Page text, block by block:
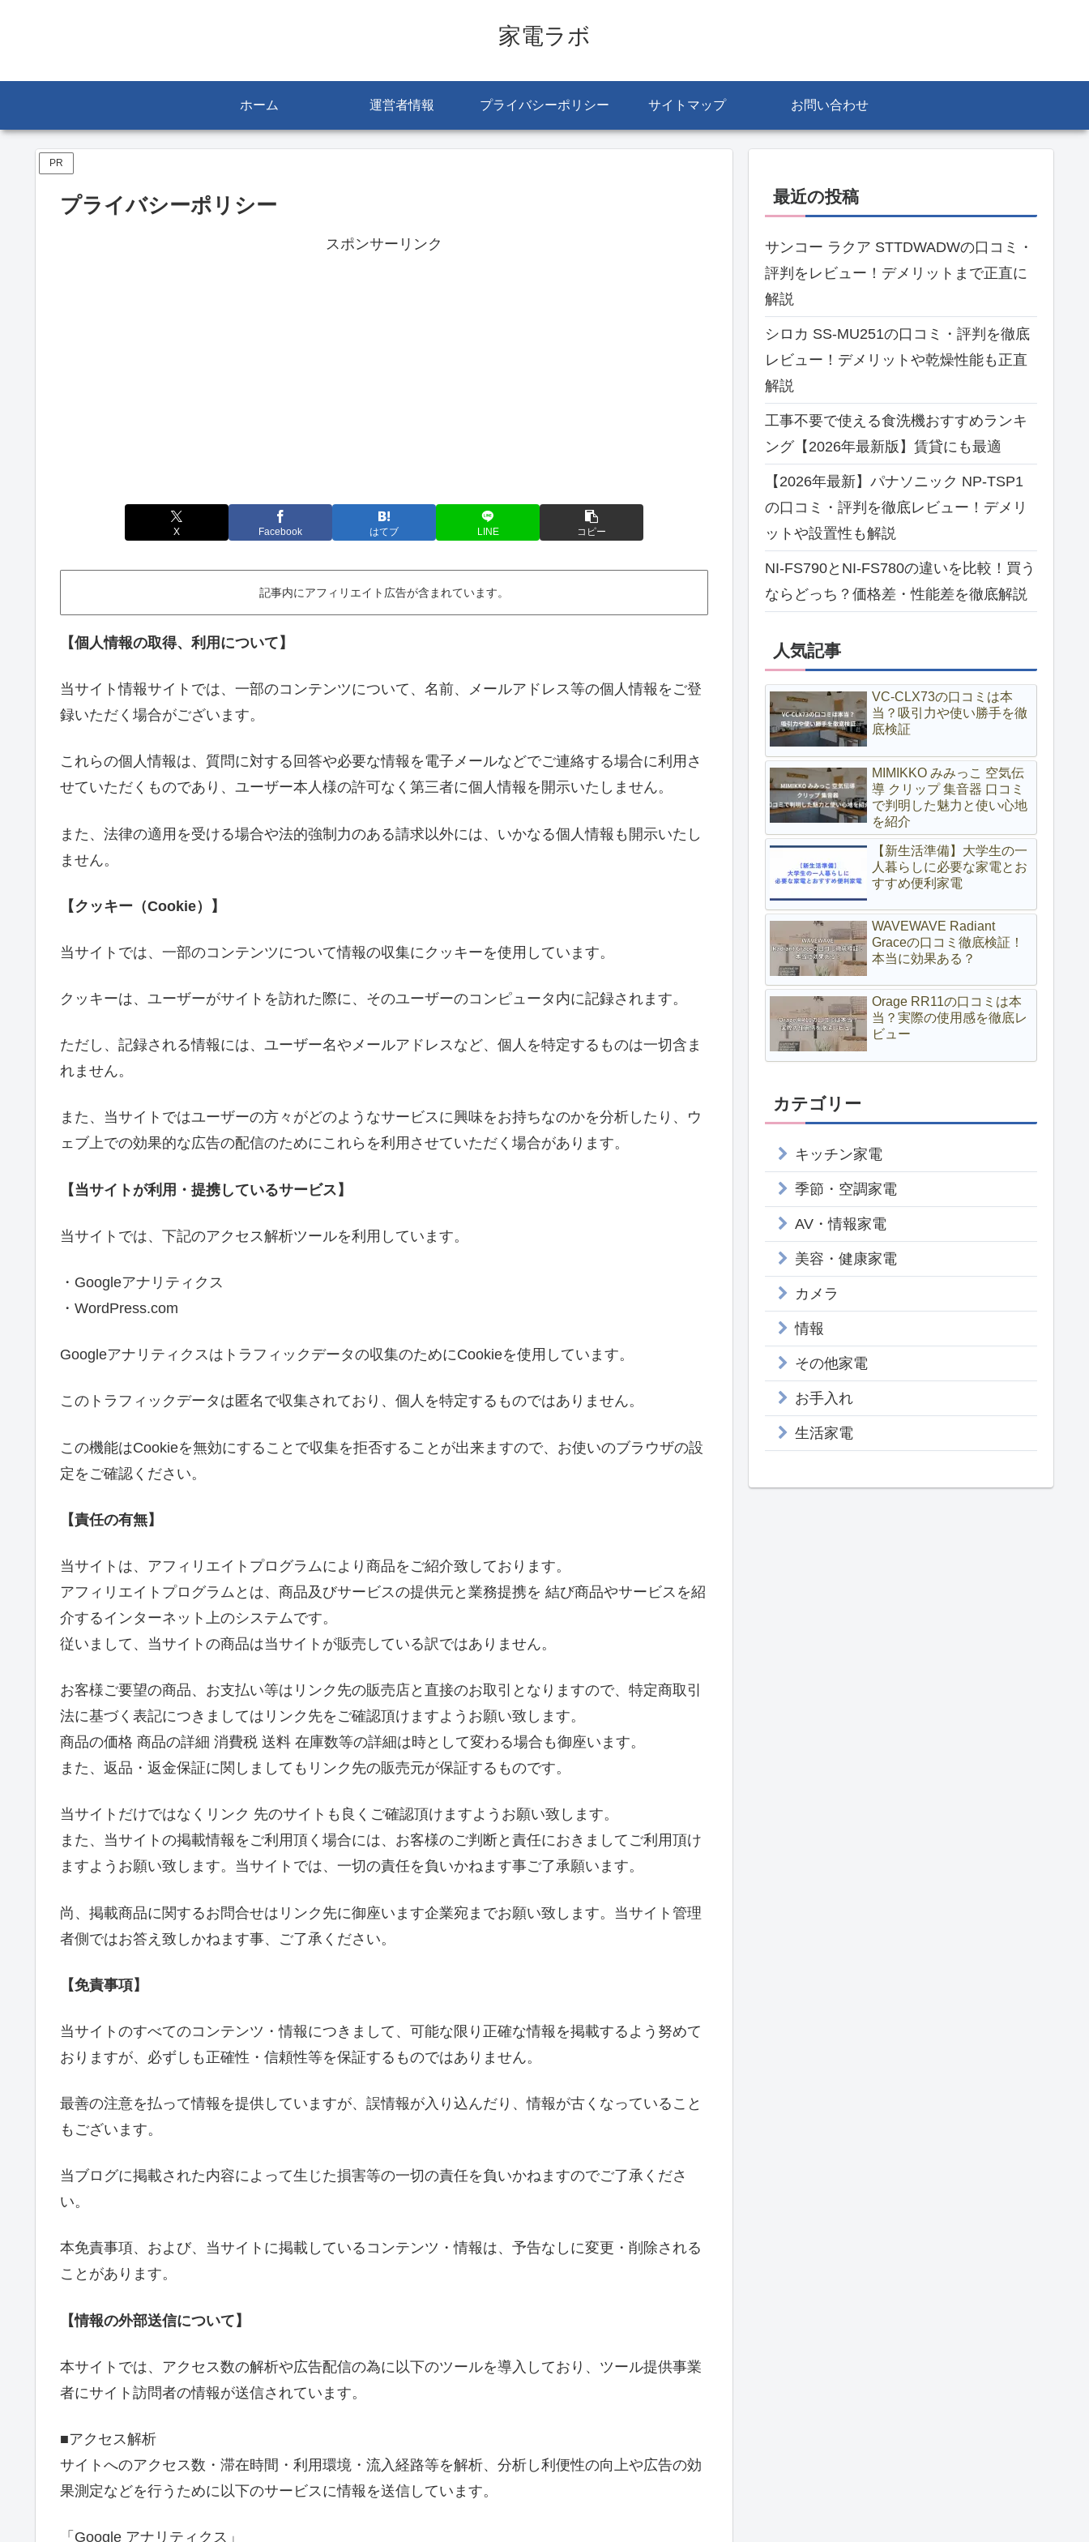
家電ラボ
ホーム 運営者情報 プライバシーポリシー サイトマップ お問い合わせ
PR
プライバシーポリシー
スポンサーリンク
X Facebook はてブ LINE コピー
記事内にアフィリエイト広告が含まれています。
【個人情報の取得、利用について】
当サイト情報サイトでは、一部のコンテンツについて、名前、メールアドレス等の個人情報をご登
録いただく場合がございます。
これらの個人情報は、質問に対する回答や必要な情報を電子メールなどでご連絡する場合に利用さ
せていただくものであり、ユーザー本人様の許可なく第三者に個人情報を開示いたしません。
また、法律の適用を受ける場合や法的強制力のある請求以外には、いかなる個人情報も開示いたし
ません。
【クッキー（Cookie）】
当サイトでは、一部のコンテンツについて情報の収集にクッキーを使用しています。
クッキーは、ユーザーがサイトを訪れた際に、そのユーザーのコンピュータ内に記録されます。
ただし、記録される情報には、ユーザー名やメールアドレスなど、個人を特定するものは一切含ま
れません。
また、当サイトではユーザーの方々がどのようなサービスに興味をお持ちなのかを分析したり、ウ
ェブ上での効果的な広告の配信のためにこれらを利用させていただく場合があります。
【当サイトが利用・提携しているサービス】
当サイトでは、下記のアクセス解析ツールを利用しています。
・Googleアナリティクス
・WordPress.com
Googleアナリティクスはトラフィックデータの収集のためにCookieを使用しています。
このトラフィックデータは匿名で収集されており、個人を特定するものではありません。
この機能はCookieを無効にすることで収集を拒否することが出来ますので、お使いのブラウザの設
定をご確認ください。
【責任の有無】
当サイトは、アフィリエイトプログラムにより商品をご紹介致しております。
アフィリエイトプログラムとは、商品及びサービスの提供元と業務提携を 結び商品やサービスを紹
介するインターネット上のシステムです。
従いまして、当サイトの商品は当サイトが販売している訳ではありません。
お客様ご要望の商品、お支払い等はリンク先の販売店と直接のお取引となりますので、特定商取引
法に基づく表記につきましてはリンク先をご確認頂けますようお願い致します。
商品の価格 商品の詳細 消費税 送料 在庫数等の詳細は時として変わる場合も御座います。
また、返品・返金保証に関しましてもリンク先の販売元が保証するものです。
当サイトだけではなくリンク 先のサイトも良くご確認頂けますようお願い致します。
また、当サイトの掲載情報をご利用頂く場合には、お客様のご判断と責任におきましてご利用頂け
ますようお願い致します。当サイトでは、一切の責任を負いかねます事ご了承願います。
尚、掲載商品に関するお問合せはリンク先に御座います企業宛までお願い致します。当サイト管理
者側ではお答え致しかねます事、ご了承ください。
【免責事項】
当サイトのすべてのコンテンツ・情報につきまして、可能な限り正確な情報を掲載するよう努めて
おりますが、必ずしも正確性・信頼性等を保証するものではありません。
最善の注意を払って情報を提供していますが、誤情報が入り込んだり、情報が古くなっていること
もございます。
当ブログに掲載された内容によって生じた損害等の一切の責任を負いかねますのでご了承くださ
い。
本免責事項、および、当サイトに掲載しているコンテンツ・情報は、予告なしに変更・削除される
ことがあります。
【情報の外部送信について】
本サイトでは、アクセス数の解析や広告配信の為に以下のツールを導入しており、ツール提供事業
者にサイト訪問者の情報が送信されています。
■アクセス解析
サイトへのアクセス数・滞在時間・利用環境・流入経路等を解析、分析し利便性の向上や広告の効
果測定などを行うために以下のサービスに情報を送信しています。
「Google アナリティクス」
最近の投稿
サンコー ラクア STTDWADWの口コミ・
評判をレビュー！デメリットまで正直に
解説
シロカ SS-MU251の口コミ・評判を徹底
レビュー！デメリットや乾燥性能も正直
解説
工事不要で使える食洗機おすすめランキ
ング【2026年最新版】賃貸にも最適
【2026年最新】パナソニック NP-TSP1
の口コミ・評判を徹底レビュー！デメリ
ットや設置性も解説
NI-FS790とNI-FS780の違いを比較！買う
ならどっち？価格差・性能差を徹底解説
人気記事
VC-CLX73の口コミは本
当？吸引力や使い勝手を徹
底検証
MIMIKKO みみっこ 空気伝
導 クリップ 集音器 口コミ
で判明した魅力と使い心地
を紹介
【新生活準備】大学生の一
人暮らしに必要な家電とお
すすめ便利家電
WAVEWAVE Radiant
Graceの口コミ徹底検証！
本当に効果ある？
Orage RR11の口コミは本
当？実際の使用感を徹底レ
ビュー
カテゴリー
キッチン家電
季節・空調家電
AV・情報家電
美容・健康家電
カメラ
情報
その他家電
お手入れ
生活家電